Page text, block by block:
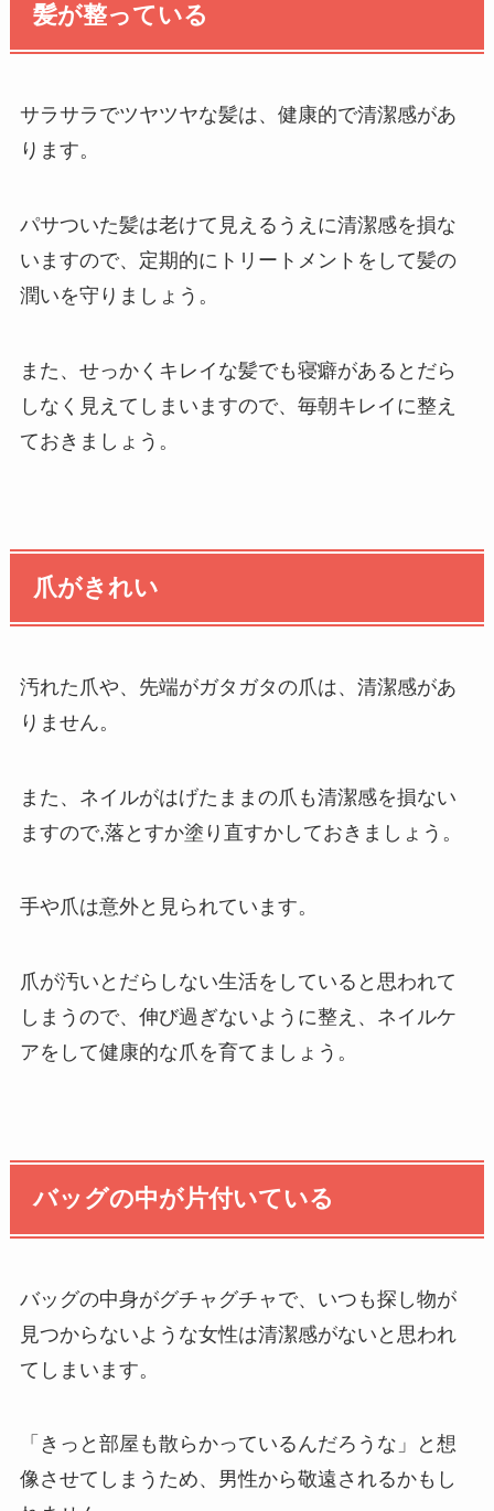
髪が整っている
サラサラでツヤツヤな髪は、健康的で清潔感があ
ります。
パサついた髪は老けて見えるうえに清潔感を損な
いますので、定期的にトリートメントをして髪の
潤いを守りましょう。
また、せっかくキレイな髪でも寝癖があるとだら
しなく見えてしまいますので、毎朝キレイに整え
ておきましょう。
爪がきれい
汚れた爪や、先端がガタガタの爪は、清潔感があ
りません。
また、ネイルがはげたままの爪も清潔感を損ない
ますので,落とすか塗り直すかしておきましょう。
手や爪は意外と見られています。
爪が汚いとだらしない生活をしていると思われて
しまうので、伸び過ぎないように整え、ネイルケ
アをして健康的な爪を育てましょう。
バッグの中が片付いている
バッグの中身がグチャグチャで、いつも探し物が
見つからないような女性は清潔感がないと思われ
てしまいます。
「きっと部屋も散らかっているんだろうな」と想
像させてしまうため、男性から敬遠されるかもし